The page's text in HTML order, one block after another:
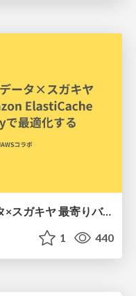
名古屋の市バスGTFS-JPデータ×スガキヤ 最寄りバス停検索をAmazon ElastiCache Serverless for Valkeyで最適化する
1 440